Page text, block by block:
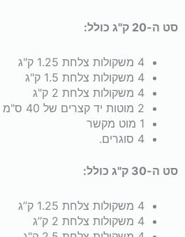
אחיזת
לידיים
סט ה-20 ק"ג כולל:
4 משקולות צלחת 1.25 ק"ג
4 משקולות צלחת 1.5 ק"ג
4 משקולות צלחת 2 ק"ג
2 מוטות יד קצרים של 40 ס"מ
1 מוט מקשר
4 סוגרים.
סט ה-30 ק"ג כולל:
4 משקולות צלחת 1.25 ק’’ג
4 משקולות צלחת 2 ק’’ג